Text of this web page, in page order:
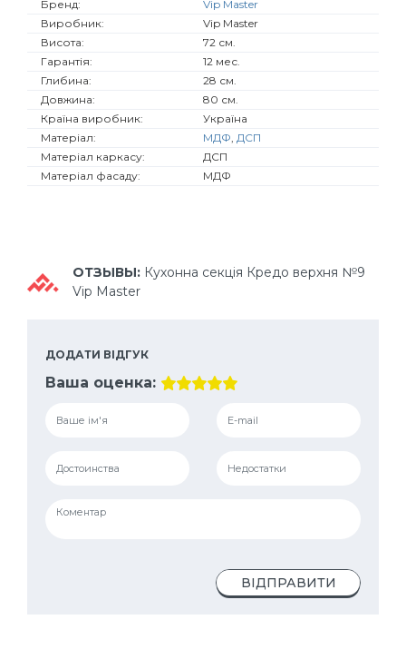
Бренд:
Vip Master
Виробник:
Vip Master
Висота:
72 см.
Гарантія:
12 мес.
Глибина:
28 см.
Довжина:
80 см.
Країна виробник:
Україна
Матеріал:
МДФ, ДСП
Матеріал каркасу:
ДСП
Матеріал фасаду:
МДФ
ОТЗЫВЫ: Кухонна секція Кредо верхня №9
Vip Master
ДОДАТИ ВІДГУК
Ваша оценка:
ВІДПРАВИТИ